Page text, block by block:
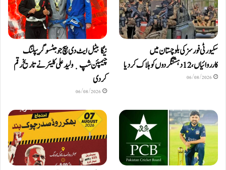
سکیورٹی فورسز کی بلوچستان میں
کارروائیاں، 12 دہشتگردوں کو ہلاک کردیا
06/08/2026
نیگا بیٹل ایٹ دی بیچ جوجٹسو گریپلنگ
چیمپئن شپ ٜ ولید علی کلیئر نے تاریخ رقم
کر دی
06/08/2026